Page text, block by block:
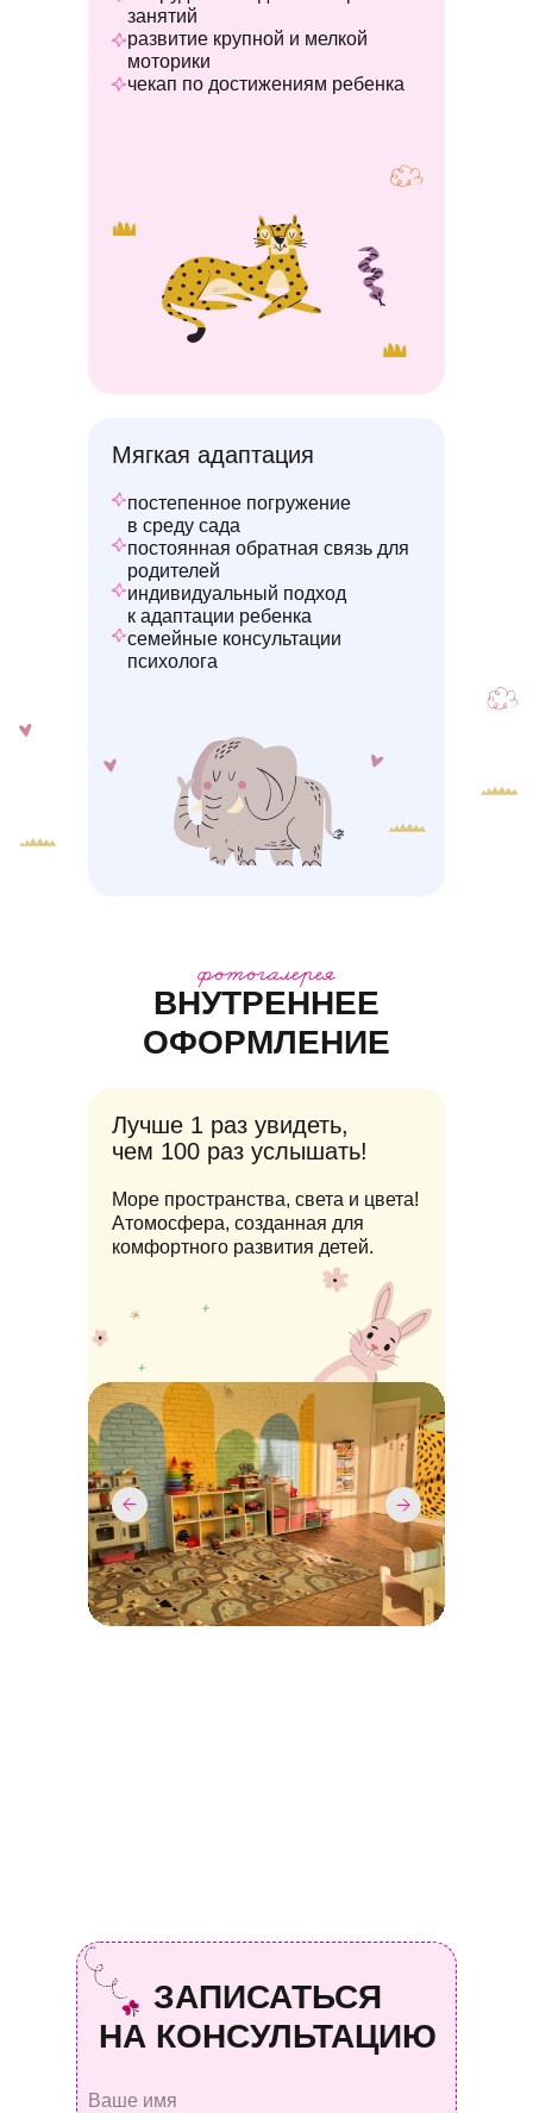
занятий
развитие крупной и мелкой
моторики
чекап по достижениям ребенка
Мягкая адаптация
постепенное погружение
в среду сада
постоянная обратная связь для
родителей
индивидуальный подход
к адаптации ребенка
семейные консультации
психолога
ВНУТРЕННЕЕ
ОФОРМЛЕНИЕ
Лучше 1 раз увидеть,
чем 100 раз услышать!
Море пространства, света и цвета!
Атомосфера, созданная для
комфортного развития детей.
ЗАПИСАТЬСЯ
НА КОНСУЛЬТАЦИЮ